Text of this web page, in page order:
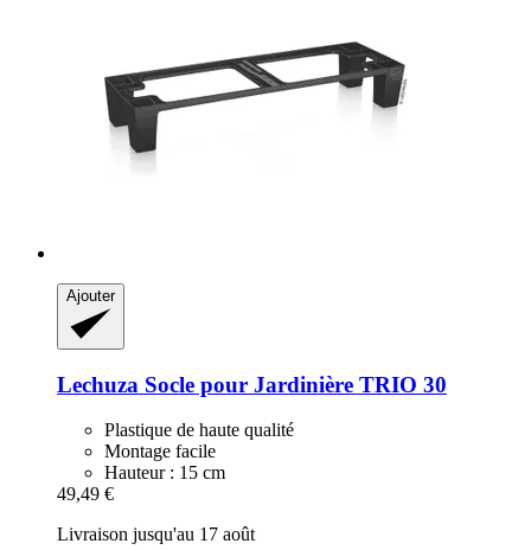
Ajouter
Lechuza Socle pour Jardinière TRIO 30
Plastique de haute qualité
Montage facile
Hauteur : 15 cm
49,49 €
Livraison jusqu'au 17 août